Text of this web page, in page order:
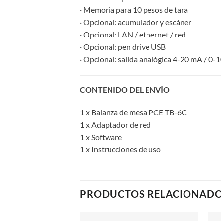
· Memoria para 10 pesos de tara
· Opcional: acumulador y escáner
· Opcional: LAN / ethernet / red
· Opcional: pen drive USB
· Opcional: salida analógica 4-20 mA / 0-
CONTENIDO DEL ENVÍO
1 x Balanza de mesa PCE TB-6C
1 x Adaptador de red
1 x Software
1 x Instrucciones de uso
PRODUCTOS